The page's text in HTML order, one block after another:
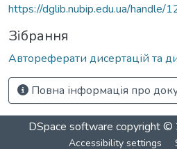
https://dglib.nubip.edu.ua/
Зібрання
Автореферати дисертацій та
Повна інформація про
DSpace software copyright
Accessibility settings